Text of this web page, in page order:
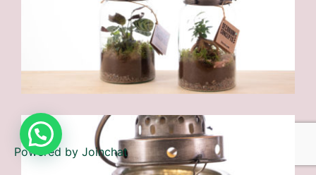
Powered by Joinchat